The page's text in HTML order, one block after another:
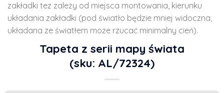
zakładki tez zależy od miejsca montowania, kierunku
układania zakładki (pod światło będzie mniej widoczna,
układana ze światłem może rzucać minimalny cień).
Tapeta z serii mapy świata
(sku: AL/72324)